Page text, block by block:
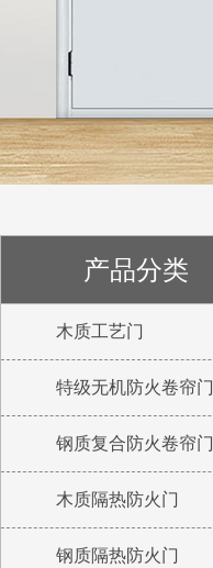
产品分类
木质工艺门
特级无机防火卷帘门
钢质复合防火卷帘门
木质隔热防火门
钢质隔热防火门